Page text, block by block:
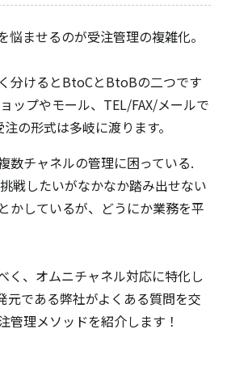
悩ませるのが受注管理の複雑化。
分けるとBtoCとBtoBの二つです
ップやモール、TEL/FAX/メールで
の形式は多岐に渡ります。
数チャネルの管理に困っている.
戦したいがなかなか踏み出せない
かしているが、どうにか業務を平
く、オムニチャネル対応に特化し
元である弊社がよくある質問を交
管理メソッドを紹介します！